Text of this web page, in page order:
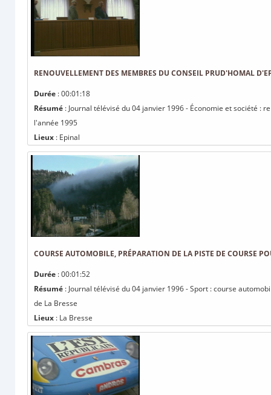
RENOUVELLEMENT DES MEMBRES DU CONSEIL PRUD'HOMAL
Durée : 00:01:18
Résumé : Journal télévisé du 04 janvier 1996 - Économie et société :
l'année 1995
Lieux : Epinal
COURSE AUTOMOBILE, PRÉPARATION DE LA PISTE DE COURSE
Durée : 00:01:52
Résumé : Journal télévisé du 04 janvier 1996 - Sport : course
de La Bresse
Lieux : La Bresse